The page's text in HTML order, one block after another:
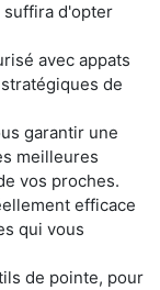
suffira d'opter
avec appats
de
garantir une
meilleures
vos proches.
efficace
qui vous
de pointe, pour